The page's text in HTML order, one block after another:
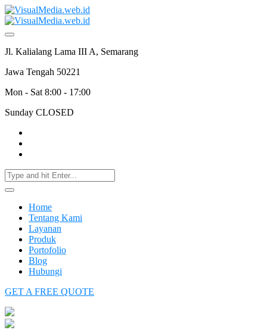
Jl. Kalialang Lama III A, Semarang
Jawa Tengah 50221
Mon - Sat 8:00 - 17:00
Sunday CLOSED
Home
Tentang Kami
Layanan
Produk
Portofolio
Blog
Hubungi
GET A FREE QUOTE